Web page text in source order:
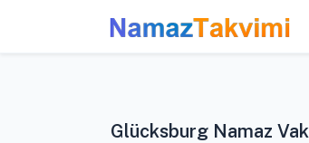
Glücksburg Namaz